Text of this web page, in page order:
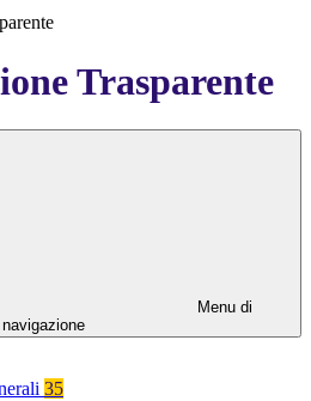
Trasparente
Menu di
navigazione
35